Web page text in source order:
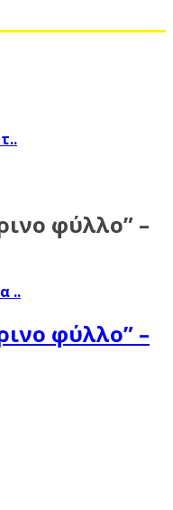
φύλλο” –
..
φύλλο” –